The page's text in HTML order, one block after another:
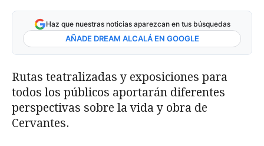
Haz que nuestras noticias aparezcan en tus búsquedas
AÑADE DREAM ALCALÁ EN GOOGLE
Rutas teatralizadas y exposiciones para
todos los públicos aportarán diferentes
perspectivas sobre la vida y obra de
Cervantes.